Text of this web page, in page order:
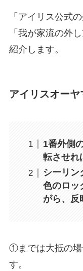
「アイリス公式
「我が家流の外
紹介します。
アイリスオー
1番外側
転させれ
シーリン
色のロッ
がら、反
①までは大抵の場
す。